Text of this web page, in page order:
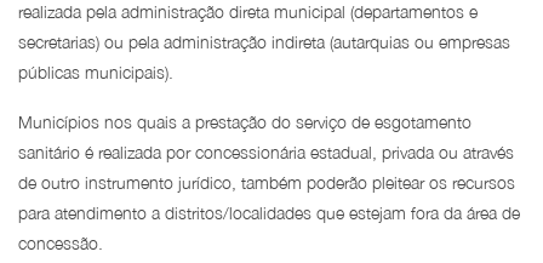
realizada pela administração direta municipal (departamentos e
secretarias) ou pela administração indireta (autarquias ou empresas
públicas municipais).
Municípios nos quais a prestação do serviço de esgotamento
sanitário é realizada por concessionária estadual, privada ou através
de outro instrumento jurídico, também poderão pleitear os recursos
para atendimento a distritos/localidades que estejam fora da área de
concessão.